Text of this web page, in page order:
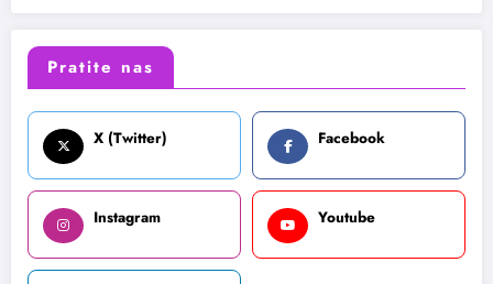
Pratite nas
X (Twitter) Facebook
Instagram Youtube